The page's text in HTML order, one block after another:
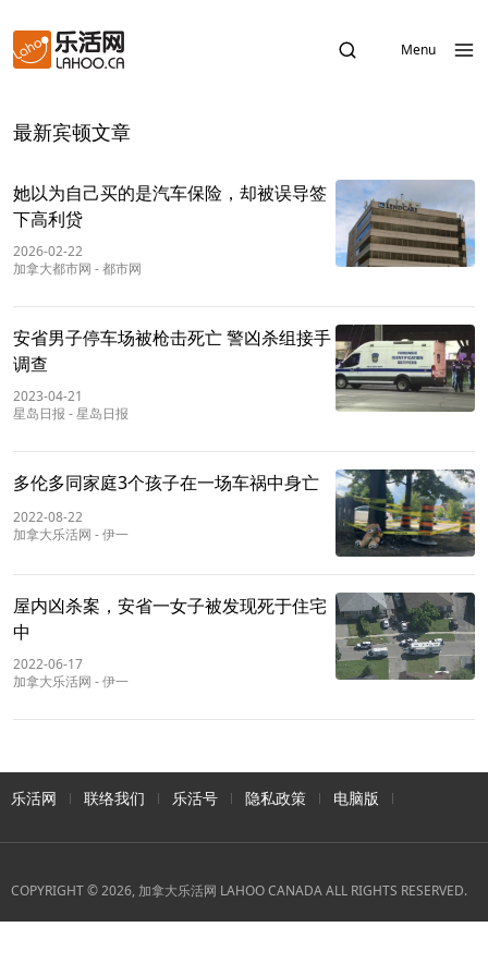
Menu
最新宾顿文章
她以为自己买的是汽车保险，却被误导签
下高利贷
2026-02-22
加拿大都市网 -都市网
安省男子停车场被枪击死亡 警凶杀组接手
调查
2023-04-21
星岛日报 -星岛日报
多伦多同家庭3个孩子在一场车祸中身亡
2022-08-22
加拿大乐活网 -伊一
屋内凶杀案，安省一女子被发现死于住宅
中
2022-06-17
加拿大乐活网 -伊一
乐活网 联络我们 乐活号 隐私政策 电脑版
COPYRIGHT © 2026, 加拿大乐活网 LAHOO CANADA ALL RIGHTS RESERVED.